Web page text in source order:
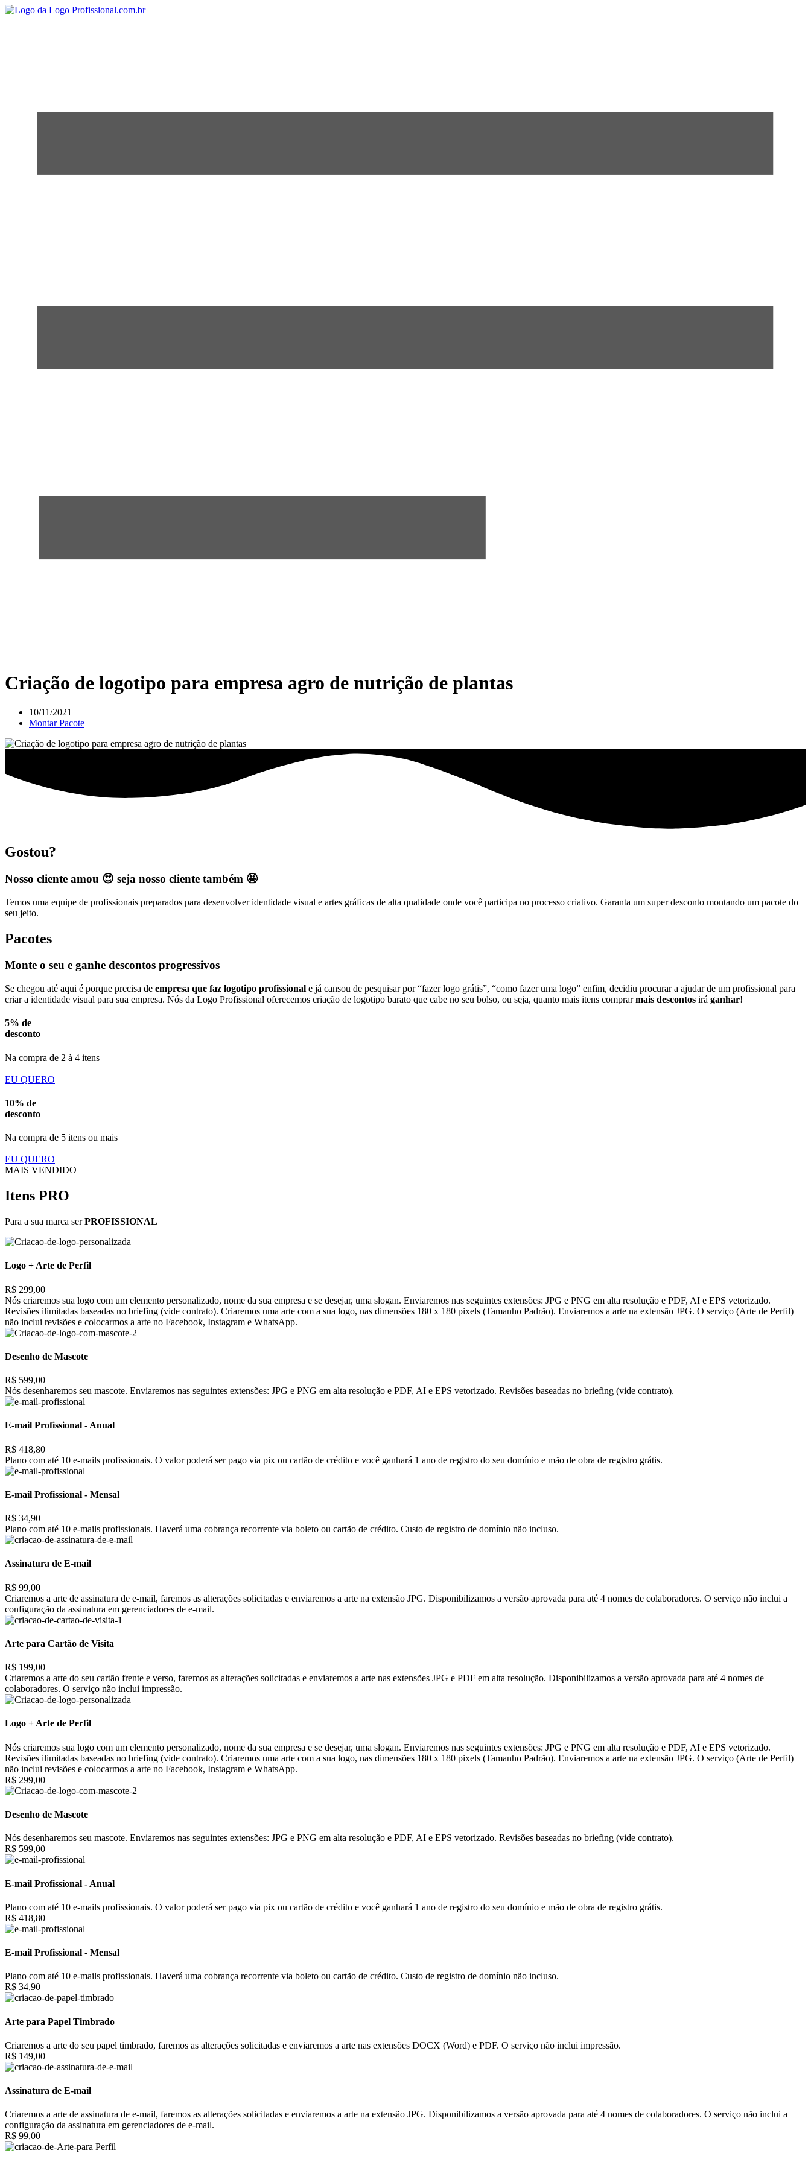
Criação de logotipo para empresa agro de nutrição de plantas
10/11/2021
Montar Pacote
Gostou?
Nosso cliente amou 😍 seja nosso cliente também 🤩
Temos uma equipe de profissionais preparados para desenvolver identidade visual e artes gráficas de alta qualidade onde você participa no processo criativo. Garanta um super desconto montando um pacote do
seu jeito.
Pacotes
Monte o seu e ganhe descontos progressivos
Se chegou até aqui é porque precisa de empresa que faz logotipo profissional e já cansou de pesquisar por “fazer logo grátis”, “como fazer uma logo” enfim, decidiu procurar a ajudar de um profissional para
criar a identidade visual para sua empresa. Nós da Logo Profissional oferecemos criação de logotipo barato que cabe no seu bolso, ou seja, quanto mais itens comprarmais descontos irá ganhar!
5% de
desconto
Na compra de 2 à 4 itens
EU QUERO
10% de
desconto
Na compra de 5 itens ou mais
EU QUERO
MAIS VENDIDO
Itens PRO
Para a sua marca serPROFISSIONAL
Logo + Arte de Perfil
R$ 299,00
Nós criaremos sua logo com um elemento personalizado, nome da sua empresa e se desejar, uma slogan. Enviaremos nas seguintes extensões: JPG e PNG em alta resolução e PDF, AI e EPS vetorizado.
Revisões ilimitadas baseadas no briefing (vide contrato). Criaremos uma arte com a sua logo, nas dimensões 180 x 180 pixels (Tamanho Padrão). Enviaremos a arte na extensão JPG. O serviço (Arte de Perfil)
não inclui revisões e colocarmos a arte no Facebook, Instagram e WhatsApp.
Desenho de Mascote
R$ 599,00
Nós desenharemos seu mascote. Enviaremos nas seguintes extensões: JPG e PNG em alta resolução e PDF, AI e EPS vetorizado. Revisões baseadas no briefing (vide contrato).
E-mail Profissional - Anual
R$ 418,80
Plano com até 10 e-mails profissionais. O valor poderá ser pago via pix ou cartão de crédito e você ganhará 1 ano de registro do seu domínio e mão de obra de registro grátis.
E-mail Profissional - Mensal
R$ 34,90
Plano com até 10 e-mails profissionais. Haverá uma cobrança recorrente via boleto ou cartão de crédito. Custo de registro de domínio não incluso.
Assinatura de E-mail
R$ 99,00
Criaremos a arte de assinatura de e-mail, faremos as alterações solicitadas e enviaremos a arte na extensão JPG. Disponibilizamos a versão aprovada para até 4 nomes de colaboradores. O serviço não inclui a
configuração da assinatura em gerenciadores de e-mail.
Arte para Cartão de Visita
R$ 199,00
Criaremos a arte do seu cartão frente e verso, faremos as alterações solicitadas e enviaremos a arte nas extensões JPG e PDF em alta resolução. Disponibilizamos a versão aprovada para até 4 nomes de
colaboradores. O serviço não inclui impressão.
Logo + Arte de Perfil
Nós criaremos sua logo com um elemento personalizado, nome da sua empresa e se desejar, uma slogan. Enviaremos nas seguintes extensões: JPG e PNG em alta resolução e PDF, AI e EPS vetorizado.
Revisões ilimitadas baseadas no briefing (vide contrato). Criaremos uma arte com a sua logo, nas dimensões 180 x 180 pixels (Tamanho Padrão). Enviaremos a arte na extensão JPG. O serviço (Arte de Perfil)
não inclui revisões e colocarmos a arte no Facebook, Instagram e WhatsApp.
R$ 299,00
Desenho de Mascote
Nós desenharemos seu mascote. Enviaremos nas seguintes extensões: JPG e PNG em alta resolução e PDF, AI e EPS vetorizado. Revisões baseadas no briefing (vide contrato).
R$ 599,00
E-mail Profissional - Anual
Plano com até 10 e-mails profissionais. O valor poderá ser pago via pix ou cartão de crédito e você ganhará 1 ano de registro do seu domínio e mão de obra de registro grátis.
R$ 418,80
E-mail Profissional - Mensal
Plano com até 10 e-mails profissionais. Haverá uma cobrança recorrente via boleto ou cartão de crédito. Custo de registro de domínio não incluso.
R$ 34,90
Arte para Papel Timbrado
Criaremos a arte do seu papel timbrado, faremos as alterações solicitadas e enviaremos a arte nas extensões DOCX (Word) e PDF. O serviço não inclui impressão.
R$ 149,00
Assinatura de E-mail
Criaremos a arte de assinatura de e-mail, faremos as alterações solicitadas e enviaremos a arte na extensão JPG. Disponibilizamos a versão aprovada para até 4 nomes de colaboradores. O serviço não inclui a
configuração da assinatura em gerenciadores de e-mail.
R$ 99,00